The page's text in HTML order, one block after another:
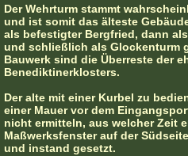
Der Wehrturm stammt
und ist somit das älteste
als befestigter Bergfried, dann
und schließlich als Glockenturm
Bauwerk sind die Überreste der
Benediktinerklosters.
Der alte mit einer Kurbel zu
einer Mauer vor dem
nicht ermitteln, aus welcher Zeit
Maßwerksfenster auf der
und instand gesetzt.